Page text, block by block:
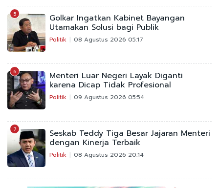
5 Golkar Ingatkan Kabinet Bayangan
Utamakan Solusi bagi Publik
Politik 08 Agustus 2026 05:17
6 Menteri Luar Negeri Layak Diganti
karena Dicap Tidak Profesional
Politik 09 Agustus 2026 05:54
7 Seskab Teddy Tiga Besar Jajaran Menteri
dengan Kinerja Terbaik
Politik 08 Agustus 2026 20:14